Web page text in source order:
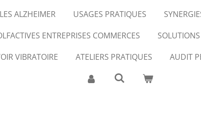
ALZHEIMER
USAGES PRATIQUES
ENTREPRISES COMMERCES
VIBRATOIRE
ATELIERS PRATIQUES AUDIT